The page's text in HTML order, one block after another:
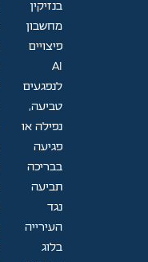
בנזיקין
מחשבון
פיצויים
AI
לנפגעים
טביעה,
נפילה או
פגיעה
בבריכה
תביעה
נגד
העירייה
בלוג